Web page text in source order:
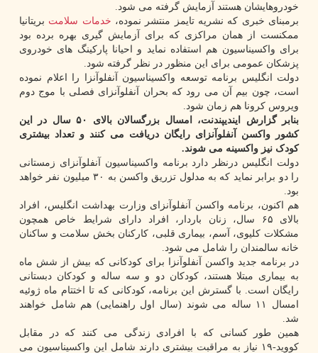
خودروهایشان هستند آزمایش گرفته می شود.
برمبنای خبری که نشریه تایمز منتشر نموده، خدمات سلامت بریتانیا
ممکنست از همان مراکزی که برای آزمایش گیری بهره برده بود
برای واکسیناسیون هم استفاده نماید و احیانا پارکینگ های خودروی
پزشکان عمومی برای این منظور در نظر گرفته شود.
دولت انگلیس برنامه توسعه واکسیناسیون آنفلوآنزا را اعلام نموده
است، چون بیم آن می رود که بحران آنفلوآنزای فصلی با موج دوم
ویروس کرونا هم زمان شود.
بنابر گزارش ایندیپندنت، امسال بزرگسالان بالای ۵۰ سال در این
کشور واکسن آنفلوآنزای رایگان دریافت می کنند و تعداد بیشتری
کودک نیز واکسینه می شوند.
دولت انگلیس درنظر دارد برنامه واکسیناسیون آنفلوآنزای زمستانی
را دو برابر نماید که به مدلول تزریق واکسن به ۳۰ میلیون نفر خواهد
بود.
هم اکنون، برنامه واکسن آنفلوآنزای وزارت بهداشت انگلیس، افراد
بالای ۶۵ سال، زنان باردار، افراد دارای شرایط خاص همچون
مشکلات کلیوی، آسم، بیماری قلبی، کارکنان بخش سلامت و ساکنان
خانه سالمندان را شامل می شود.
در برنامه جدید واکسن آنفلوآنزا برای کودکانی که بیش از شش ماه
به بیماری مبتلا هستند، کودکان دو و سه ساله و کودکان دبستانی
رایگان است. با گسترش این برنامه، کودکانی که تا اختتام ماه ژوئیه
امسال ۱۱ ساله می شوند (سال اول راهنمایی) هم شامل خواهند
شد.
همین طور کسانی که با افرادی زندگی می کنند که در مقابل
کووید-۱۹ نیاز به مراقبت بیشتری دارند شامل این واکسیناسیون می